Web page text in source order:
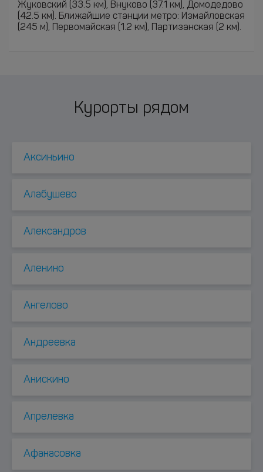
Жуковский (33.5 км), Внуково (37.1 км), Домодедово
(42.5 км). Ближайшие станции метро: Измайловская
(245 м), Первомайская (1.2 км), Партизанская (2 км).
Курорты рядом
Аксиньино
Алабушево
Александров
Аленино
Ангелово
Андреевка
Анискино
Апрелевка
Афанасовка